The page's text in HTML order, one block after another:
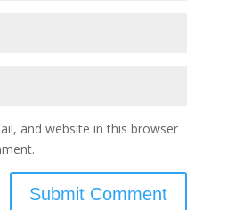
and website in this browser